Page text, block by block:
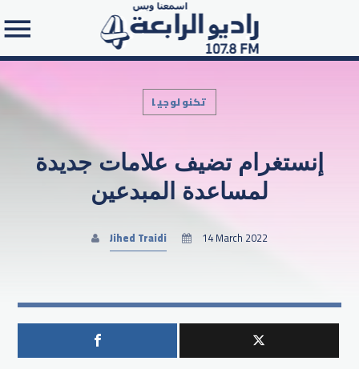
Search in the website:
تكنولوجيا
إنستغرام تضيف علامات جديدة
لمساعدة المبدعين
Jihed Traidi 14 March 2022